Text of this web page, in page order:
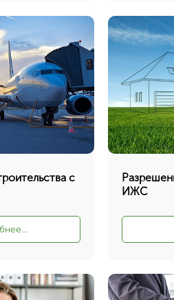
с
ИЖС